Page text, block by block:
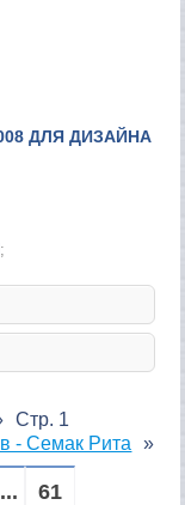
ДЛЯ ДИЗАЙНА
;
- Семак Рита
Стр. 1
61